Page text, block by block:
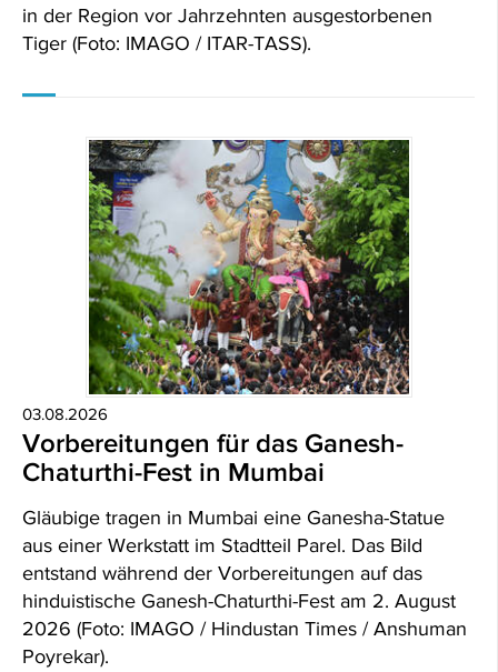
in der Region vor Jahrzehnten ausgestorbenen
Tiger (Foto: IMAGO / ITAR-TASS).
03.08.2026
Vorbereitungen für das Ganesh-
Chaturthi-Fest in Mumbai
Gläubige tragen in Mumbai eine Ganesha-Statue
aus einer Werkstatt im Stadtteil Parel. Das Bild
entstand während der Vorbereitungen auf das
hinduistische Ganesh-Chaturthi-Fest am 2. August
2026 (Foto: IMAGO / Hindustan Times / Anshuman
Poyrekar).